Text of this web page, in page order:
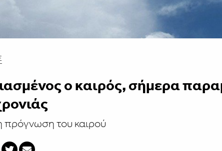
ο καιρός, σήμερα
πρόγνωση του καιρού